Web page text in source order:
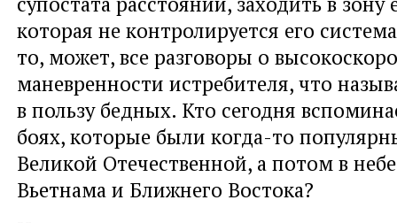
которая не контролируется его
то, может, все разговоры о
маневренности истребителя, что
в пользу бедных. Кто сегодня
боях, которые были когда-то
Великой Отечественной, а потом в
Вьетнама и Ближнего Востока?